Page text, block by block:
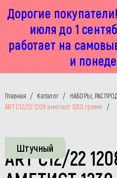
Дорогие
июля до 1
работает на
и
г. Москва, Маленковская 32 стр 2А
пн-пт с 11:00 до 19:00, сб с 11:00 до 17:00
Главная / Каталог / НАБОРЫ,
ART C12/22 1208 аметист 1230 грамм
/
Штучный
ART C12/22